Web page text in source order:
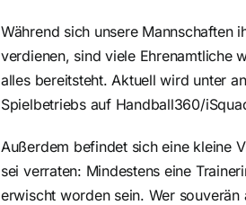
Während sich unsere Mannschaften
verdienen, sind viele Ehrenamtliche
alles bereitsteht. Aktuell wird unter
Spielbetriebs auf Handball360/
Außerdem befindet sich eine kleine
sei verraten: Mindestens eine
erwischt worden sein. Wer